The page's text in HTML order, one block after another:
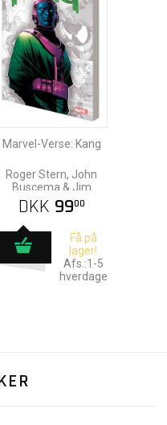
Marvel-Verse: Kang
Roger Stern, John
Buscema & Jim
Cheung
DKK 9900
Få på
lager!
Afs.:1-5
hverdage